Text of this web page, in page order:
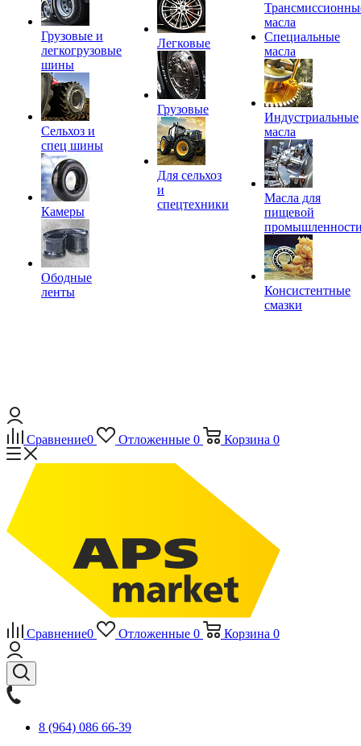
Грузовые и
легкогрузовые
шины
Сельхоз и
спец шины
Камеры
Ободные
ленты
Легковые
Грузовые
Для сельхоз
и
спецтехники
масла
Специальные
масла
Индустриальные
масла
Масла для
пищевой
Консистентные
смазки
Сравнение0 Отложенные 0 Корзина 0
Сравнение0 Отложенные 0 Корзина 0
8 (964) 086 66-39